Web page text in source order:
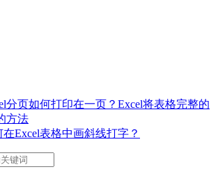
分页如何打印在一页？Excel将表格完整的
方法
在Excel表格中画斜线打字？